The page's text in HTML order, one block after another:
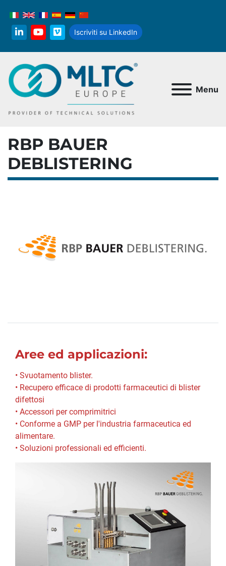
linkedinyoutube
vimeo
Iscriviti su LinkedIn
Menu
RBP BAUER
DEBLISTERING
Aree ed applicazioni:
• Svuotamento blister.
• Recupero efficace di prodotti farmaceutici di blister
difettosi
• Accessori per comprimitrici
• Conforme a GMP per l'industria farmaceutica ed
alimentare.
• Soluzioni professionali ed efficienti.